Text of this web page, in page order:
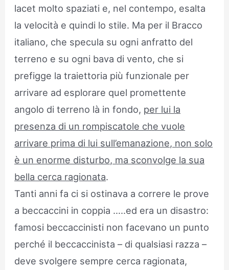
lacet molto spaziati e, nel contempo, esalta
la velocità e quindi lo stile. Ma per il Bracco
italiano, che specula su ogni anfratto del
terreno e su ogni bava di vento, che si
prefigge la traiettoria più funzionale per
arrivare ad esplorare quel promettente
angolo di terreno là in fondo, per lui la
presenza di un rompiscatole che vuole
arrivare prima di lui sull’emanazione, non solo
è un enorme disturbo, ma sconvolge la sua
bella cerca ragionata.
Tanti anni fa ci si ostinava a correre le prove
a beccaccini in coppia …..ed era un disastro:
famosi beccaccinisti non facevano un punto
perché il beccaccinista – di qualsiasi razza –
deve svolgere sempre cerca ragionata,